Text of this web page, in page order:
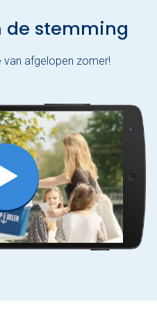
de stemming
afgelopen zomer!